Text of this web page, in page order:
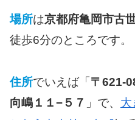
場所は京都府亀岡市古
徒歩6分のところです。
住所でいえば「〒621-
向嶋１１−５７ 」で、 大